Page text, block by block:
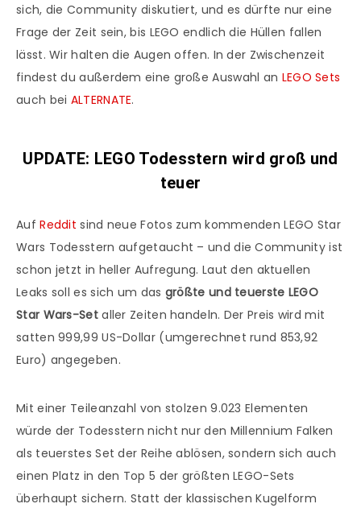
sich, die Community diskutiert, und es dürfte nur eine
Frage der Zeit sein, bis LEGO endlich die Hüllen fallen
lässt. Wir halten die Augen offen. In der Zwischenzeit
findest du außerdem eine große Auswahl an LEGO Sets
auch bei ALTERNATE.
UPDATE: LEGO Todesstern wird groß und
teuer
AufReddit sind neue Fotos zum kommenden LEGO Star
Wars Todesstern aufgetaucht – und die Community ist
schon jetzt in heller Aufregung. Laut den aktuellen
Leaks soll es sich um das größte und teuerste LEGO
Star Wars-Setaller Zeiten handeln. Der Preis wird mit
satten 999,99 US-Dollar (umgerechnet rund 853,92
Euro) angegeben.
Mit einer Teileanzahl von stolzen 9.023 Elementen
würde der Todesstern nicht nur den Millennium Falken
als teuerstes Set der Reihe ablösen, sondern sich auch
einen Platz in den Top 5 der größten LEGO-Sets
überhaupt sichern. Statt der klassischen Kugelform